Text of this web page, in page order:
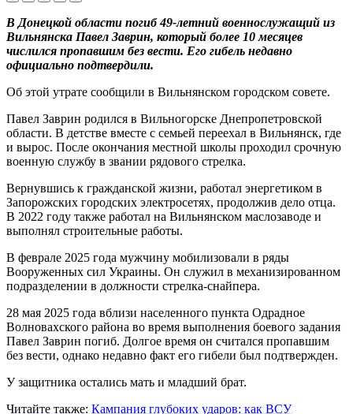
В Донецкой области погиб 49-летний военнослужащий из
Вильнянска Павел Заврин, который более 10 месяцев
числился пропавшим без вести. Его гибель недавно
официально подтвердили.
Об этой утрате сообщили в Вильнянском городском совете.
Павел Заврин родился в Вильногорске Днепропетровской
области. В детстве вместе с семьей переехал в Вильнянск, где
и вырос. После окончания местной школы проходил срочную
военную службу в звании рядового стрелка.
Вернувшись к гражданской жизни, работал энергетиком в
Запорожских городских электросетях, продолжив дело отца.
В 2022 году также работал на Вильнянском маслозаводе и
выполнял строительные работы.
В феврале 2025 года мужчину мобилизовали в ряды
Вооруженных сил Украины. Он служил в механизированном
подразделении в должности стрелка-снайпера.
28 мая 2025 года вблизи населенного пункта Одрадное
Волновахского района во время выполнения боевого задания
Павел Заврин погиб. Долгое время он считался пропавшим
без вести, однако недавно факт его гибели был подтвержден.
У защитника остались мать и младший брат.
Читайте также: Кампания глубоких ударов: как ВСУ